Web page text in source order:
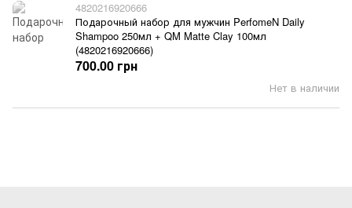
4820216920666
Подарочный набор для мужчин PerfomeN Daily
Shampoo 250мл + QM Matte Clay 100мл
(4820216920666)
Нет в наличии
700.00 грн